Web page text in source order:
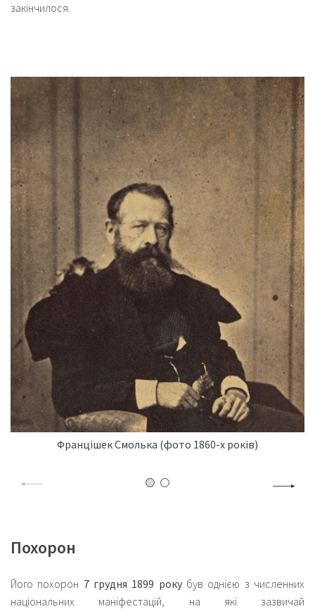
закінчилося.
Францішек Смолька (фото 1860-х років)
Похорон
Його похорон 7 грудня 1899 рокубув однією з численних
національних маніфестацій, на які зазвичай